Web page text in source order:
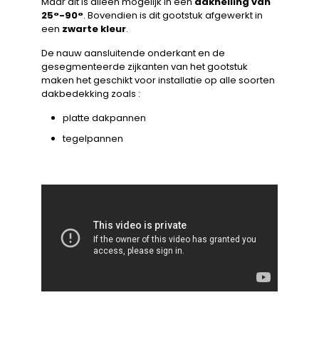
25°-90°. Bovendien is dit gootstuk afgewerkt in
een zwarte kleur.
De nauw aansluitende onderkant en de
gesegmenteerde zijkanten van het gootstuk
maken het geschikt voor installatie op alle soorten
dakbedekking zoals :
platte dakpannen
tegelpannen